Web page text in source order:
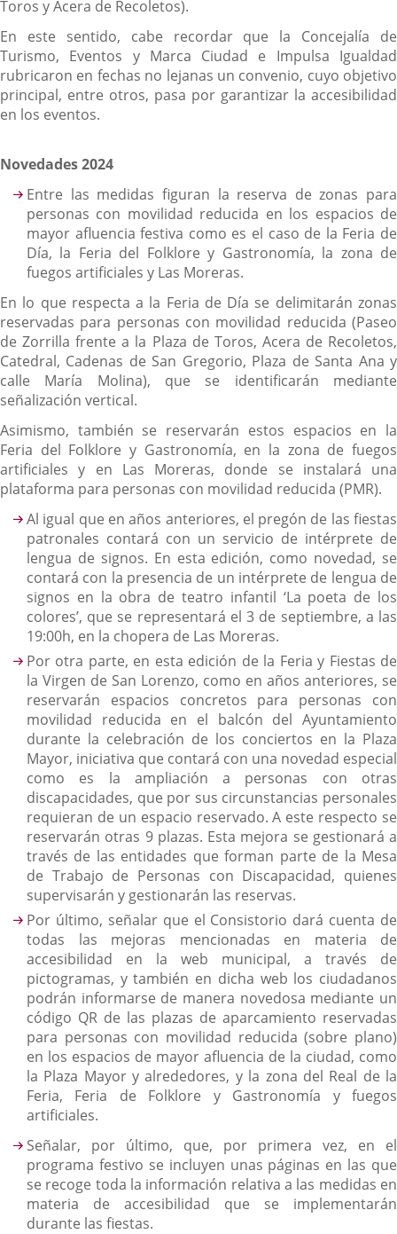
Toros y Acera de Recoletos).
En este sentido, cabe recordar que la Concejalía de
Turismo, Eventos y Marca Ciudad e Impulsa Igualdad
rubricaron en fechas no lejanas un convenio, cuyo objetivo
principal, entre otros, pasa por garantizar la accesibilidad
en los eventos.
Novedades 2024
Entre las medidas figuran la reserva de zonas para
personas con movilidad reducida en los espacios de
mayor afluencia festiva como es el caso de la Feria de
Día, la Feria del Folklore y Gastronomía, la zona de
fuegos artificiales y Las Moreras.
En lo que respecta a la Feria de Día se delimitarán zonas
reservadas para personas con movilidad reducida (Paseo
de Zorrilla frente a la Plaza de Toros, Acera de Recoletos,
Catedral, Cadenas de San Gregorio, Plaza de Santa Ana y
calle María Molina), que se identificarán mediante
señalización vertical.
Asimismo, también se reservarán estos espacios en la
Feria del Folklore y Gastronomía, en la zona de fuegos
artificiales y en Las Moreras, donde se instalará una
plataforma para personas con movilidad reducida (PMR).
Al igual que en años anteriores, el pregón de las fiestas
patronales contará con un servicio de intérprete de
lengua de signos. En esta edición, como novedad, se
contará con la presencia de un intérprete de lengua de
signos en la obra de teatro infantil ‘La poeta de los
colores’, que se representará el 3 de septiembre, a las
19:00h, en la chopera de Las Moreras.
Por otra parte, en esta edición de la Feria y Fiestas de
la Virgen de San Lorenzo, como en años anteriores, se
reservarán espacios concretos para personas con
movilidad reducida en el balcón del Ayuntamiento
durante la celebración de los conciertos en la Plaza
Mayor, iniciativa que contará con una novedad especial
como es la ampliación a personas con otras
discapacidades, que por sus circunstancias personales
requieran de un espacio reservado. A este respecto se
reservarán otras 9 plazas. Esta mejora se gestionará a
través de las entidades que forman parte de la Mesa
de Trabajo de Personas con Discapacidad, quienes
supervisarán y gestionarán las reservas.
Por último, señalar que el Consistorio dará cuenta de
todas las mejoras mencionadas en materia de
accesibilidad en la web municipal, a través de
pictogramas, y también en dicha web los ciudadanos
podrán informarse de manera novedosa mediante un
código QR de las plazas de aparcamiento reservadas
para personas con movilidad reducida (sobre plano)
en los espacios de mayor afluencia de la ciudad, como
la Plaza Mayor y alrededores, y la zona del Real de la
Feria, Feria de Folklore y Gastronomía y fuegos
artificiales.
Señalar, por último, que, por primera vez, en el
programa festivo se incluyen unas páginas en las que
se recoge toda la información relativa a las medidas en
materia de accesibilidad que se implementarán
durante las fiestas.